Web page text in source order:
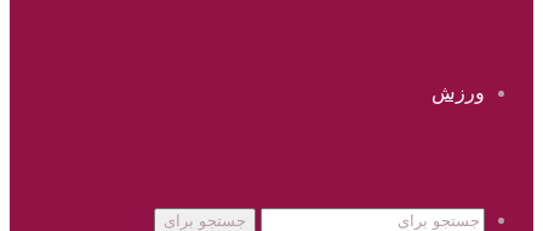
ورزش
جستجو برای